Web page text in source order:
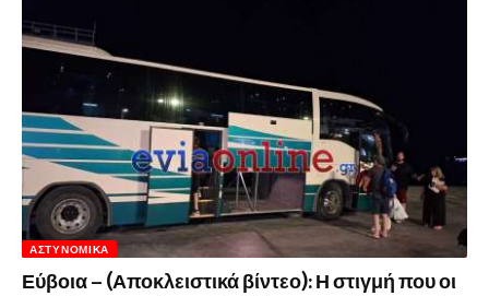
ΑΣΤΥΝΟΜΙΚΆ
Εύβοια – (Αποκλειστικά βίντεο): Η στιγμή που οι